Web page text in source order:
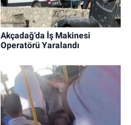
Akçadağ’da İş Makinesi
Operatörü Yaralandı